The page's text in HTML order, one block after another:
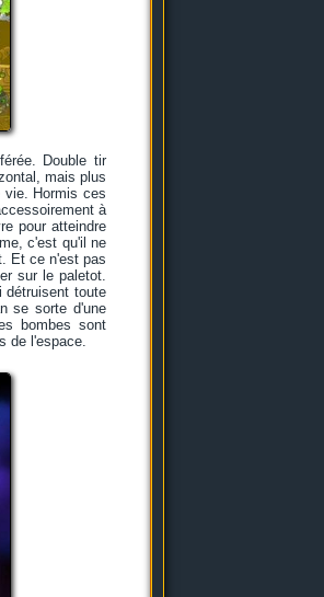
Double tir
mais plus
vie. Hormis ces
à
pour atteindre
c'est qu'il ne
Et ce n'est pas
sur le paletot.
détruisent toute
se sorte d'une
bombes sont
de l'espace.